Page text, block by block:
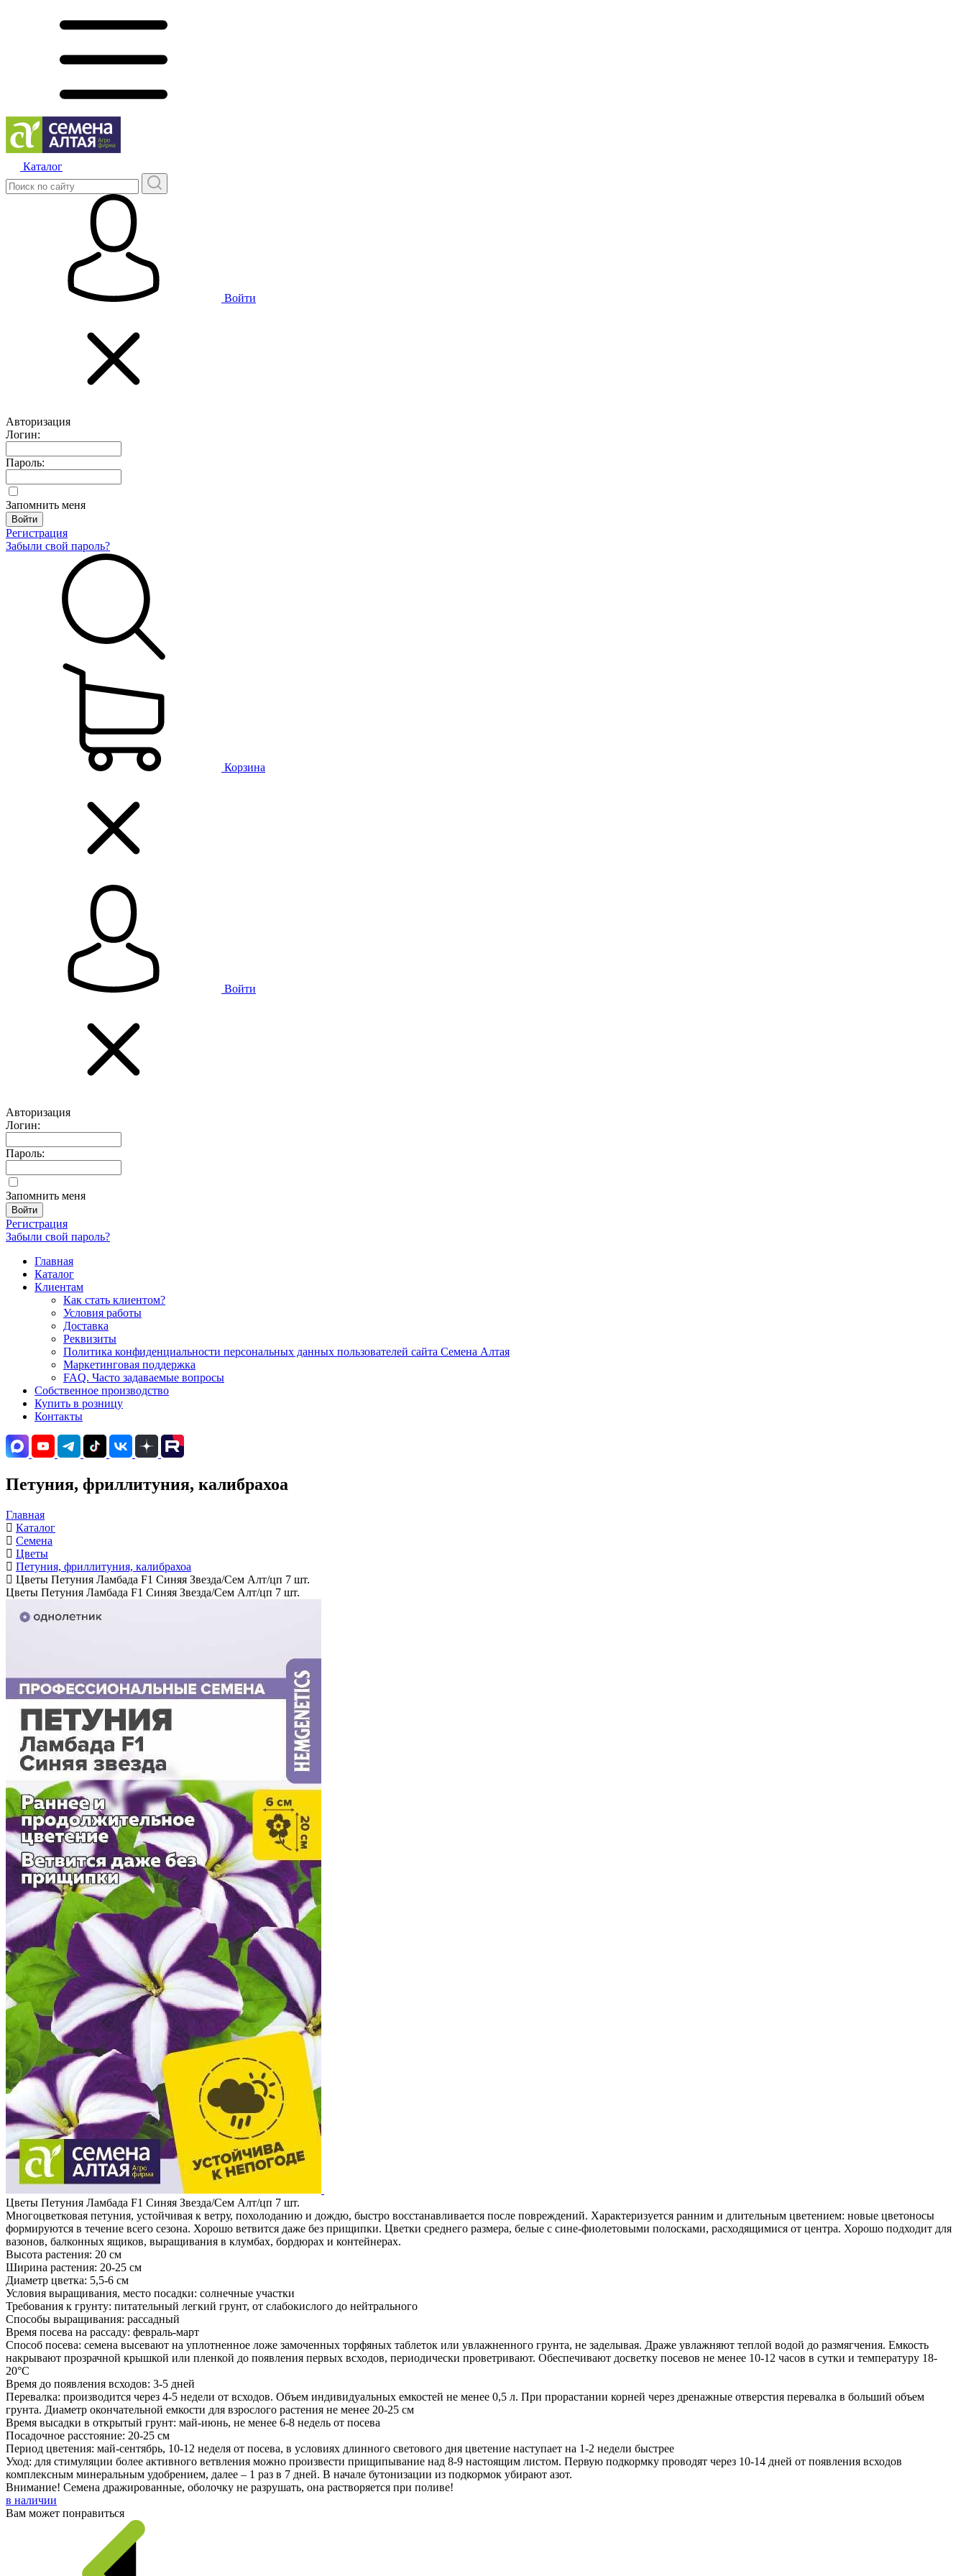
Каталог
Войти
Авторизация
Логин:
Пароль:
Запомнить меня
Регистрация
Забыли свой пароль?
Корзина
Войти
Авторизация
Логин:
Пароль:
Запомнить меня
Регистрация
Забыли свой пароль?
Главная
Каталог
Клиентам
Как стать клиентом?
Условия работы
Доставка
Реквизиты
Политика конфиденциальности персональных данных пользователей сайта Семена Алтая
Маркетинговая поддержка
FAQ. Часто задаваемые вопросы
Собственное производство
Купить в розницу
Контакты
Петуния, фриллитуния, калибрахоа
Главная
Каталог
Семена
Цветы
Петуния, фриллитуния, калибрахоа
Цветы Петуния Ламбада F1 Синяя Звезда/Сем Алт/цп 7 шт.
Цветы Петуния Ламбада F1 Синяя Звезда/Сем Алт/цп 7 шт.
Цветы Петуния Ламбада F1 Синяя Звезда/Сем Алт/цп 7 шт.
Многоцветковая петуния, устойчивая к ветру, похолоданию и дождю, быстро восстанавливается после повреждений. Характеризуется ранним и длительным цветением: новые цветоносы
формируются в течение всего сезона. Хорошо ветвится даже без прищипки. Цветки среднего размера, белые с сине-фиолетовыми полосками, расходящимися от центра. Хорошо подходит для
вазонов, балконных ящиков, выращивания в клумбах, бордюрах и контейнерах.
Высота растения: 20 см
Ширина растения: 20-25 см
Диаметр цветка: 5,5-6 см
Условия выращивания, место посадки: солнечные участки
Требования к грунту: питательный легкий грунт, от слабокислого до нейтрального
Способы выращивания: рассадный
Время посева на рассаду: февраль-март
Способ посева: семена высевают на уплотненное ложе замоченных торфяных таблеток или увлажненного грунта, не заделывая. Драже увлажняют теплой водой до размягчения. Емкость
накрывают прозрачной крышкой или пленкой до появления первых всходов, периодически проветривают. Обеспечивают досветку посевов не менее 10-12 часов в сутки и температуру 18-
20°С
Время до появления всходов: 3-5 дней
Перевалка: производится через 4-5 недели от всходов. Объем индивидуальных емкостей не менее 0,5 л. При прорастании корней через дренажные отверстия перевалка в больший объем
грунта. Диаметр окончательной емкости для взрослого растения не менее 20-25 см
Время высадки в открытый грунт: май-июнь, не менее 6-8 недель от посева
Посадочное расстояние: 20-25 см
Период цветения: май-сентябрь, 10-12 неделя от посева, в условиях длинного светового дня цветение наступает на 1-2 недели быстрее
Уход: для стимуляции более активного ветвления можно произвести прищипывание над 8-9 настоящим листом. Первую подкормку проводят через 10-14 дней от появления всходов
комплексным минеральным удобрением, далее – 1 раз в 7 дней. В начале бутонизации из подкормок убирают азот.
Внимание! Семена дражированные, оболочку не разрушать, она растворяется при поливе!
в наличии
Вам может понравиться